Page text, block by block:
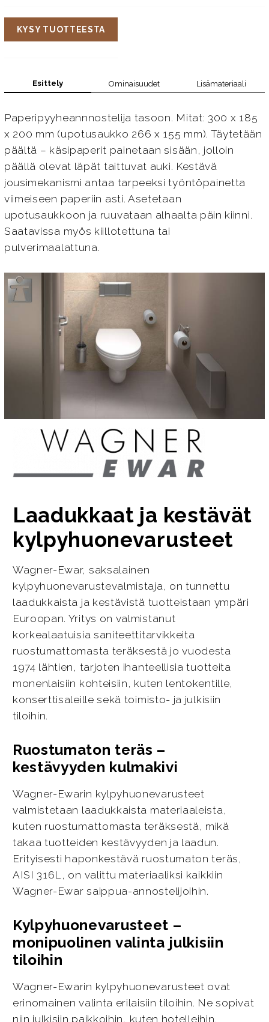
KYSY TUOTTEESTA
Esittely Ominaisuudet Lisämateriaali
Paperipyyheannnostelija tasoon. Mitat: 300 x 185
x 200 mm (upotusaukko 266 x 155 mm). Täytetään
päältä – käsipaperit painetaan sisään, jolloin
päällä olevat läpät taittuvat auki. Kestävä
jousimekanismi antaa tarpeeksi työntöpainetta
viimeiseen paperiin asti. Asetetaan
upotusaukkoon ja ruuvataan alhaalta päin kiinni.
Saatavissa myös kiillotettuna tai
pulverimaalattuna.
Laadukkaat ja kestävät
kylpyhuonevarusteet
Wagner-Ewar, saksalainen
kylpyhuonevarustevalmistaja, on tunnettu
laadukkaista ja kestävistä tuotteistaan ympäri
Euroopan. Yritys on valmistanut
korkealaatuisia saniteettitarvikkeita
ruostumattomasta teräksestä jo vuodesta
1974 lähtien, tarjoten ihanteellisia tuotteita
monenlaisiin kohteisiin, kuten lentokentille,
konserttisaleille sekä toimisto- ja julkisiin
tiloihin.
Ruostumaton teräs –
kestävyyden kulmakivi
Wagner-Ewarin kylpyhuonevarusteet
valmistetaan laadukkaista materiaaleista,
kuten ruostumattomasta teräksestä, mikä
takaa tuotteiden kestävyyden ja laadun.
Erityisesti haponkestävä ruostumaton teräs,
AISI 316L, on valittu materiaaliksi kaikkiin
Wagner-Ewar saippua-annostelijoihin.
Kylpyhuonevarusteet –
monipuolinen valinta julkisiin
tiloihin
Wagner-Ewarin kylpyhuonevarusteet ovat
erinomainen valinta erilaisiin tiloihin. Ne sopivat
niin julkisiin paikkoihin, kuten hotelleihin,